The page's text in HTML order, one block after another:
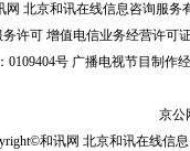
网 北京和讯在线信息咨询服
务许可 增值电信业务经营许可
0109404号 广播电视节目制作
京公
和讯网 北京和讯在线信